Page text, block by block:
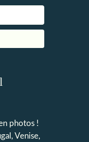
photos !
Venise,